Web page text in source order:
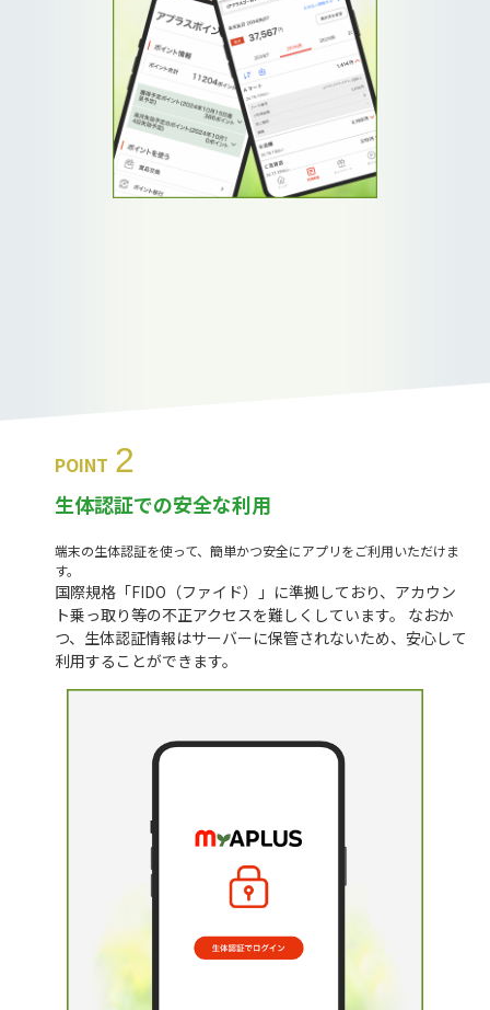
POINT 2
生体認証での安全な利用
端末の生体認証を使って、簡単かつ安全にアプリをご利用いただけま
す。
国際規格「FIDO（ファイド）」に準拠しており、アカウン
ト乗っ取り等の不正アクセスを難しくしています。 なおか
つ、生体認証情報はサーバーに保管されないため、安心して
利用することができます。